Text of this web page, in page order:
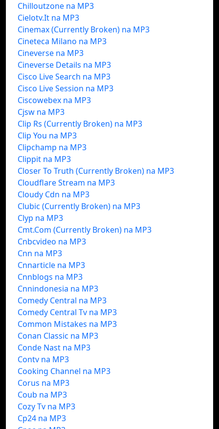
Chilloutzone na MP3
Cielotv.It na MP3
Cinemax (Currently Broken) na MP3
Cineteca Milano na MP3
Cineverse na MP3
Cineverse Details na MP3
Cisco Live Search na MP3
Cisco Live Session na MP3
Ciscowebex na MP3
Cjsw na MP3
Clip Rs (Currently Broken) na MP3
Clip You na MP3
Clipchamp na MP3
Clippit na MP3
Closer To Truth (Currently Broken) na MP3
Cloudflare Stream na MP3
Cloudy Cdn na MP3
Clubic (Currently Broken) na MP3
Clyp na MP3
Cmt.Com (Currently Broken) na MP3
Cnbcvideo na MP3
Cnn na MP3
Cnnarticle na MP3
Cnnblogs na MP3
Cnnindonesia na MP3
Comedy Central na MP3
Comedy Central Tv na MP3
Common Mistakes na MP3
Conan Classic na MP3
Conde Nast na MP3
Contv na MP3
Cooking Channel na MP3
Corus na MP3
Coub na MP3
Cozy Tv na MP3
Cp24 na MP3